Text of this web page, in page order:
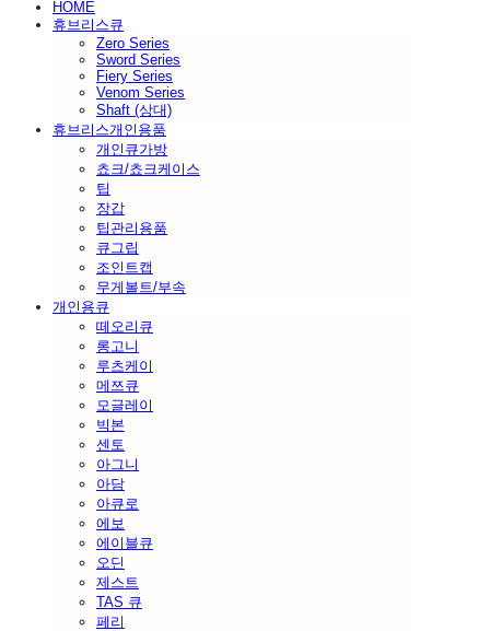
HOME
휴브리스큐
Zero Series
Sword Series
Fiery Series
Venom Series
Shaft (상대)
휴브리스개인용품
개인큐가방
쵸크/쵸크케이스
팁
장갑
팁관리용품
큐그립
조인트캡
무게볼트/부속
개인용큐
떼오리큐
롱고니
루츠케이
메쯔큐
모글레이
빅본
센토
아그니
아담
아큐로
에보
에이블큐
오딘
제스트
TAS 큐
페리